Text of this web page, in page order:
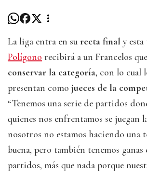
La liga entra en su recta final y
Polígono recibirá a un Francelos
conservar la categoría, con lo cual
presentan como jueces de la
“Tenemos una serie de partidos
quienes nos enfrentamos se juegan
nosotros no estamos haciendo una
buena, pero también tenemos ganas
partidos, más que nada porque